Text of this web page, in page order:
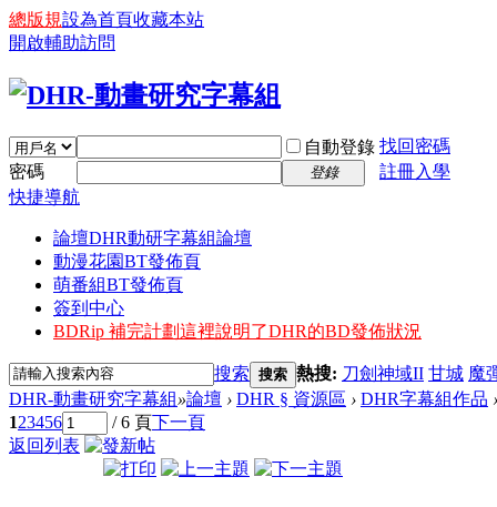
總版規設為首頁收藏本站
開啟輔助訪問
自動登錄 找回密碼
密碼
登錄
註冊入學
快捷導航
論壇DHR動研字幕組論壇
動漫花園BT發佈頁
萌番組BT發佈頁
簽到中心
BDRip 補完計劃這裡說明了DHR的BD發佈狀況
搜索 搜索 熱搜: 刀劍神域II 甘城 魔
DHR-動畫研究字幕組»論壇 › DHR § 資源區 › DHR字幕組作品 ›
123456 / 6 頁下一頁
返回列表